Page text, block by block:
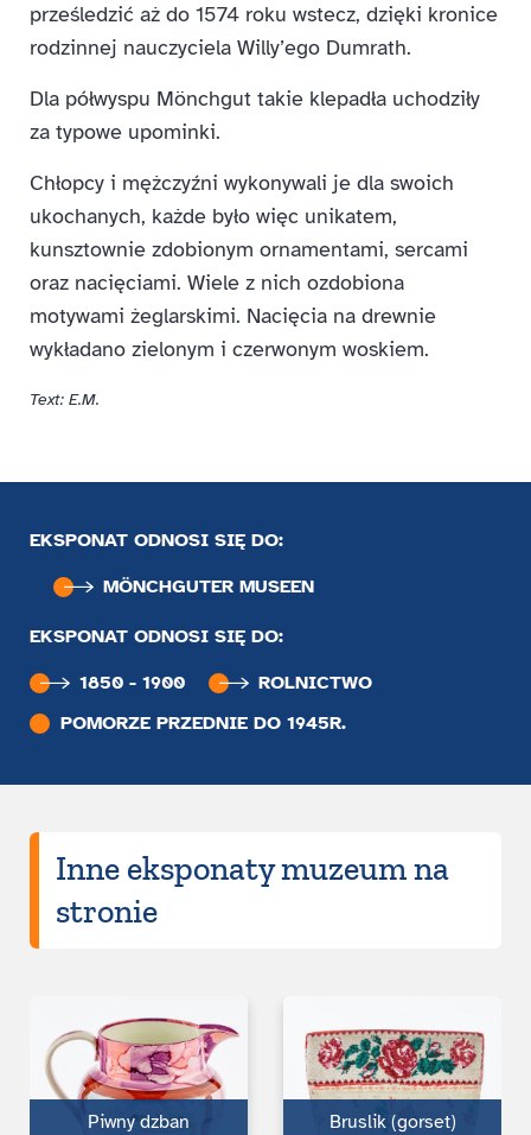
prześledzić aż do 1574 roku wstecz, dzięki kronice
rodzinnej nauczyciela Willy’ego Dumrath.
Dla półwyspu Mönchgut takie klepadła uchodziły
za typowe upominki.
Chłopcy i mężczyźni wykonywali je dla swoich
ukochanych, każde było więc unikatem,
kunsztownie zdobionym ornamentami, sercami
oraz nacięciami. Wiele z nich ozdobiona
motywami żeglarskimi. Nacięcia na drewnie
wykładano zielonym i czerwonym woskiem.
Text: E.M.
EKSPONAT ODNOSI SIĘ DO:
MÖNCHGUTER MUSEEN
EKSPONAT ODNOSI SIĘ DO:
1850 - 1900
ROLNICTWO
POMORZE PRZEDNIE DO 1945R.
Inne eksponaty muzeum na
stronie
Piwny dzban Bruslik (gorset)